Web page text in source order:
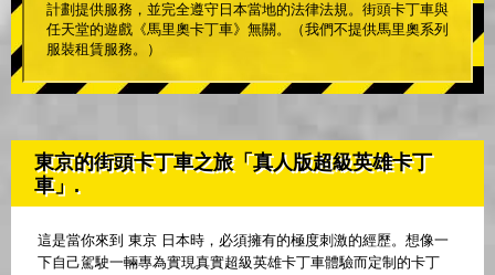
計劃提供服務，並完全遵守日本當地的法律法規。街頭卡丁車與
任天堂的遊戲《馬里奧卡丁車》無關。（我們不提供馬里奧系列
服裝租賃服務。）
東京的街頭卡丁車之旅「真人版超級英雄卡丁
車」.
這是當你來到 東京 日本時，必須擁有的極度刺激的經歷。想像一
下自己駕駛一輛專為實現真實超級英雄卡丁車體驗而定制的卡丁